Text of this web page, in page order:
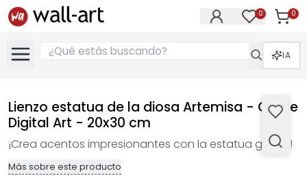
0 0
IA
Lienzo estatua de la diosa Artemisa - Grace
Digital Art - 20x30 cm
¡Crea acentos impresionantes con la estatua griega!
Más sobre este producto